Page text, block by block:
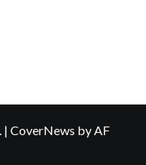
| CoverNews by AF